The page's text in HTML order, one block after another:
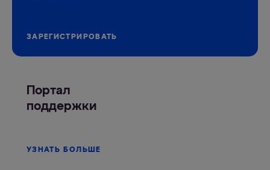
ЗАРЕГИСТРИРОВАТЬ
Портал
поддержки
УЗНАТЬ БОЛЬШЕ